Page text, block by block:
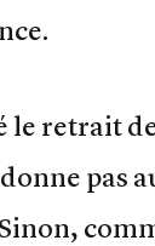
le retrait
pas